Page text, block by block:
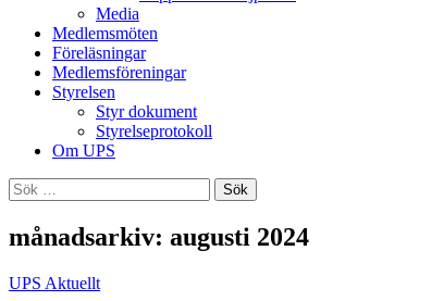
Media
Medlemsmöten
Föreläsningar
Medlemsföreningar
Styrelsen
Styr dokument
Styrelseprotokoll
Om UPS
Sök
efter:
månadsarkiv: augusti 2024
UPS Aktuellt